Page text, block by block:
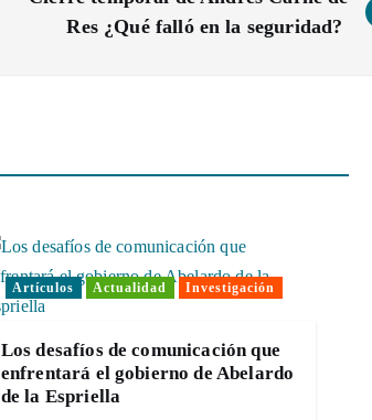
Res ¿Qué falló en la seguridad?
Artículos Actualidad Investigación
Los desafíos de comunicación que
enfrentará el gobierno de Abelardo
de la Espriella